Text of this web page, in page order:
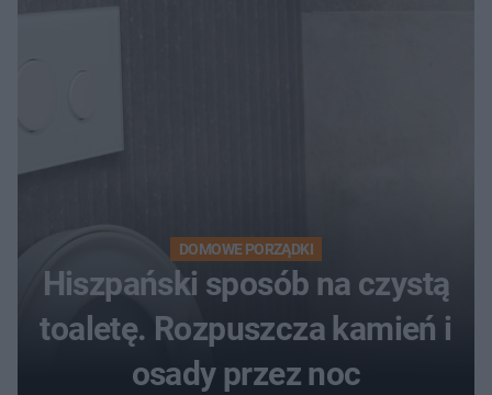
DOMOWE PORZĄDKI
Hiszpański sposób na czystą
toaletę. Rozpuszcza kamień i
osady przez noc